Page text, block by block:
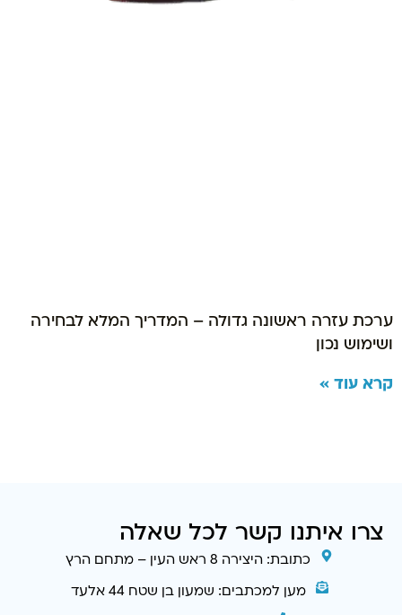
ערכת עזרה ראשונה גדולה – המדריך המלא לבחירה
ושימוש נכון
קרא עוד »
צרו איתנו קשר לכל שאלה
כתובת: היצירה 8 ראש העין – מתחם הרץ
מען למכתבים: שמעון בן שטח 44 אלעד